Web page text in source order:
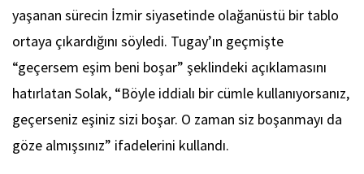
yaşanan sürecin İzmir siyasetinde olağanüstü bir tablo
ortaya çıkardığını söyledi. Tugay’ın geçmişte
“geçersem eşim beni boşar” şeklindeki açıklamasını
hatırlatan Solak, “Böyle iddialı bir cümle kullanıyorsanız,
geçerseniz eşiniz sizi boşar. O zaman siz boşanmayı da
göze almışsınız” ifadelerini kullandı.